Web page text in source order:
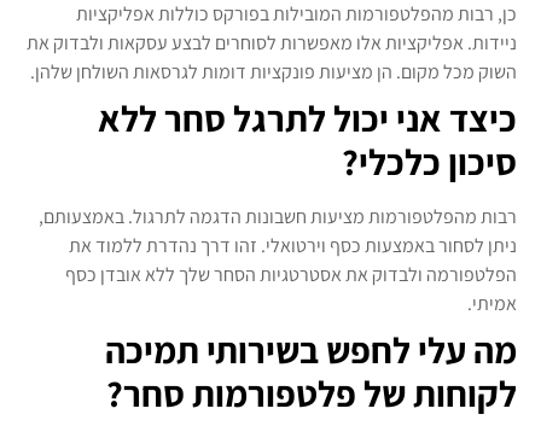
כן, רבות מהפלטפורמות המובילות בפורקס כוללות אפליקציות
ניידות. אפליקציות אלו מאפשרות לסוחרים לבצע עסקאות ולבדוק את
השוק מכל מקום. הן מציעות פונקציות דומות לגרסאות השולחן שלהן.
כיצד אני יכול לתרגל סחר ללא
סיכון כלכלי?
רבות מהפלטפורמות מציעות חשבונות הדגמה לתרגול. באמצעותם,
ניתן לסחור באמצעות כסף וירטואלי. זהו דרך נהדרת ללמוד את
הפלטפורמה ולבדוק את אסטרטגיות הסחר שלך ללא אובדן כסף
אמיתי.
מה עלי לחפש בשירותי תמיכה
לקוחות של פלטפורמות סחר?